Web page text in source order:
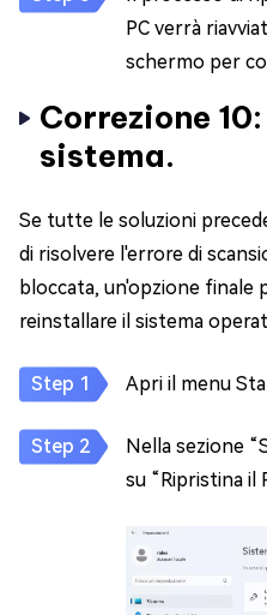
PC verrà
schermo per
Correzione
sistema.
Se tutte le soluzioni
di risolvere l'errore di
bloccata, un'opzione finale
reinstallare il sistema
Apri il menu
Nella sezione
su “Ripristina il